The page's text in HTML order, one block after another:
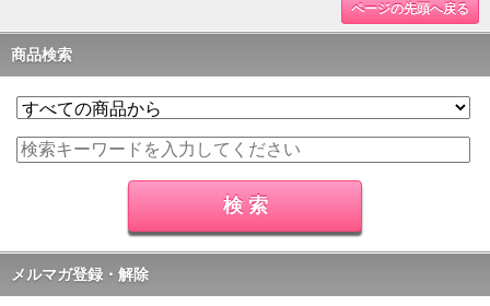
ページの先頭へ戻る
商品検索
メルマガ登録・解除